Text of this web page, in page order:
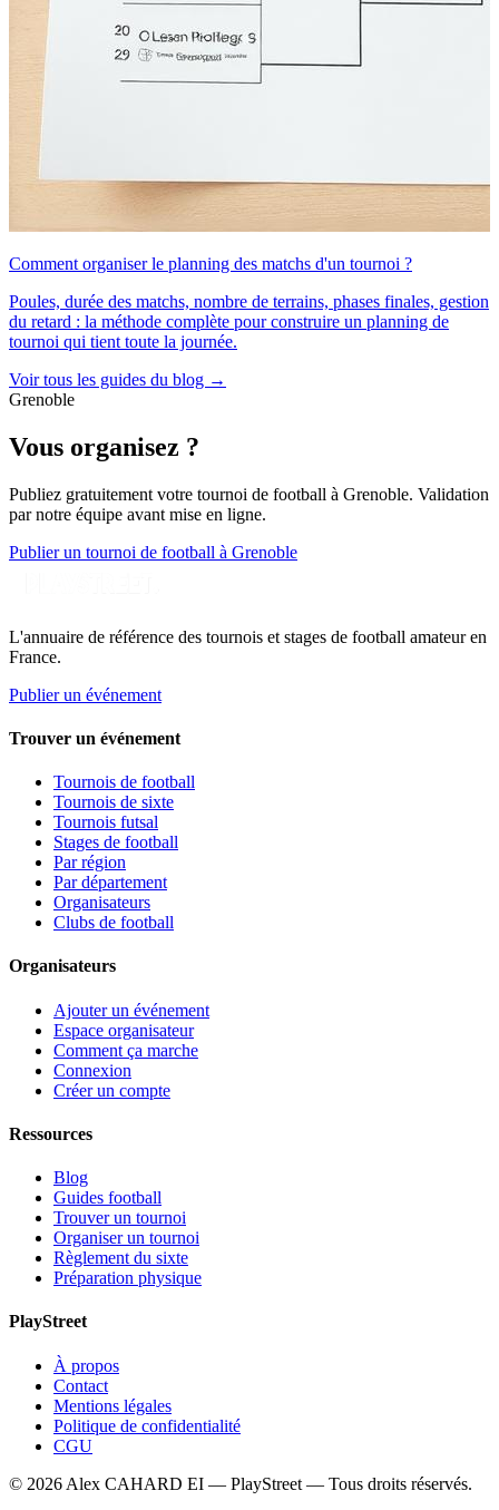
Comment organiser le planning des matchs d'un tournoi ?
Poules, durée des matchs, nombre de terrains, phases finales, gestion
du retard : la méthode complète pour construire un planning de
tournoi qui tient toute la journée.
Voir tous les guides du blog →
Grenoble
Vous organisez ?
Publiez gratuitement votre tournoi de football à Grenoble. Validation
par notre équipe avant mise en ligne.
Publier un tournoi de football à Grenoble
L'annuaire de référence des tournois et stages de football amateur en
France.
Publier un événement
Trouver un événement
Tournois de football
Tournois de sixte
Tournois futsal
Stages de football
Par région
Par département
Organisateurs
Clubs de football
Organisateurs
Ajouter un événement
Espace organisateur
Comment ça marche
Connexion
Créer un compte
Ressources
Blog
Guides football
Trouver un tournoi
Organiser un tournoi
Règlement du sixte
Préparation physique
PlayStreet
À propos
Contact
Mentions légales
Politique de confidentialité
CGU
© 2026 Alex CAHARD EI — PlayStreet — Tous droits réservés.